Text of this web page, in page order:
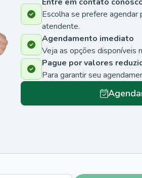
Escolha se prefere agendar
atendente.
Agendamento imediato
Veja as opções disponíveis
Pague por valores
Para garantir seu